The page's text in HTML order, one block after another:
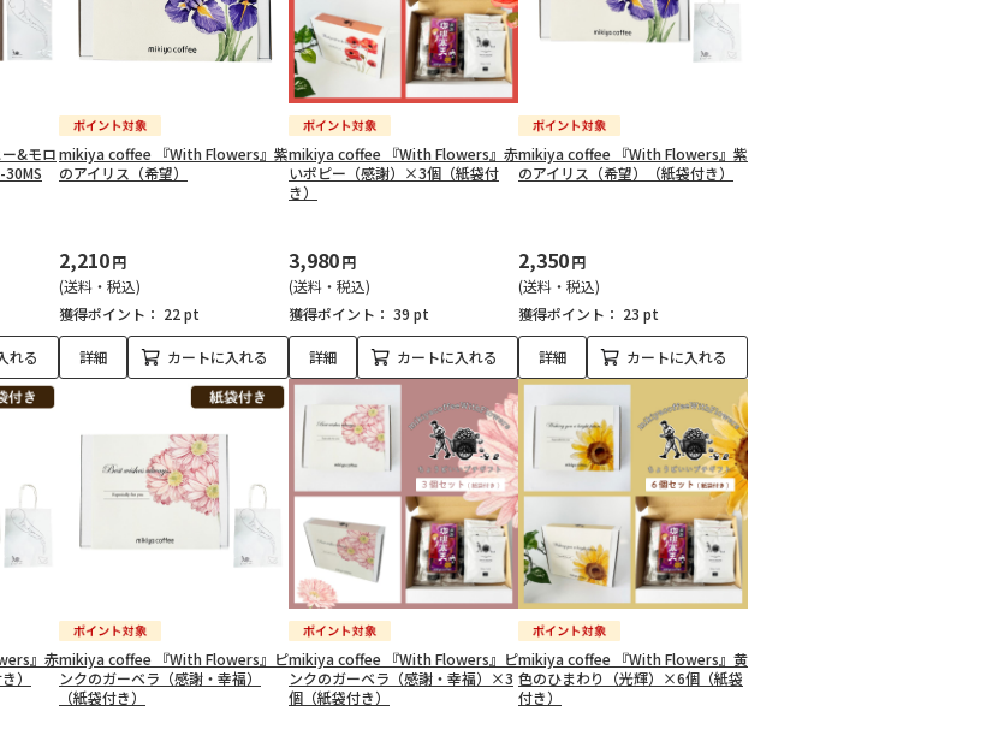
&モロ
れる
mikiya coffee 『With Flowers』紫
のアイリス（希望）
2,210円
(送料・税込)
獲得ポイント： 22 pt
詳細 カートに入れる
mikiya coffee 『With Flowers』赤
いポピー（感謝）×3個（紙袋付
き）
3,980円
(送料・税込)
獲得ポイント： 39 pt
詳細 カートに入れる
mikiya coffee 『With Flowers』紫
のアイリス（希望）（紙袋付き）
2,350円
(送料・税込)
獲得ポイント： 23 pt
詳細 カートに入れる
』赤
）
mikiya coffee 『With Flowers』ピ
ンクのガーベラ（感謝・幸福）
（紙袋付き）
mikiya coffee 『With Flowers』ピ
ンクのガーベラ（感謝・幸福）×3
個（紙袋付き）
mikiya coffee 『With Flowers』黄
色のひまわり（光輝）×6個（紙袋
付き）